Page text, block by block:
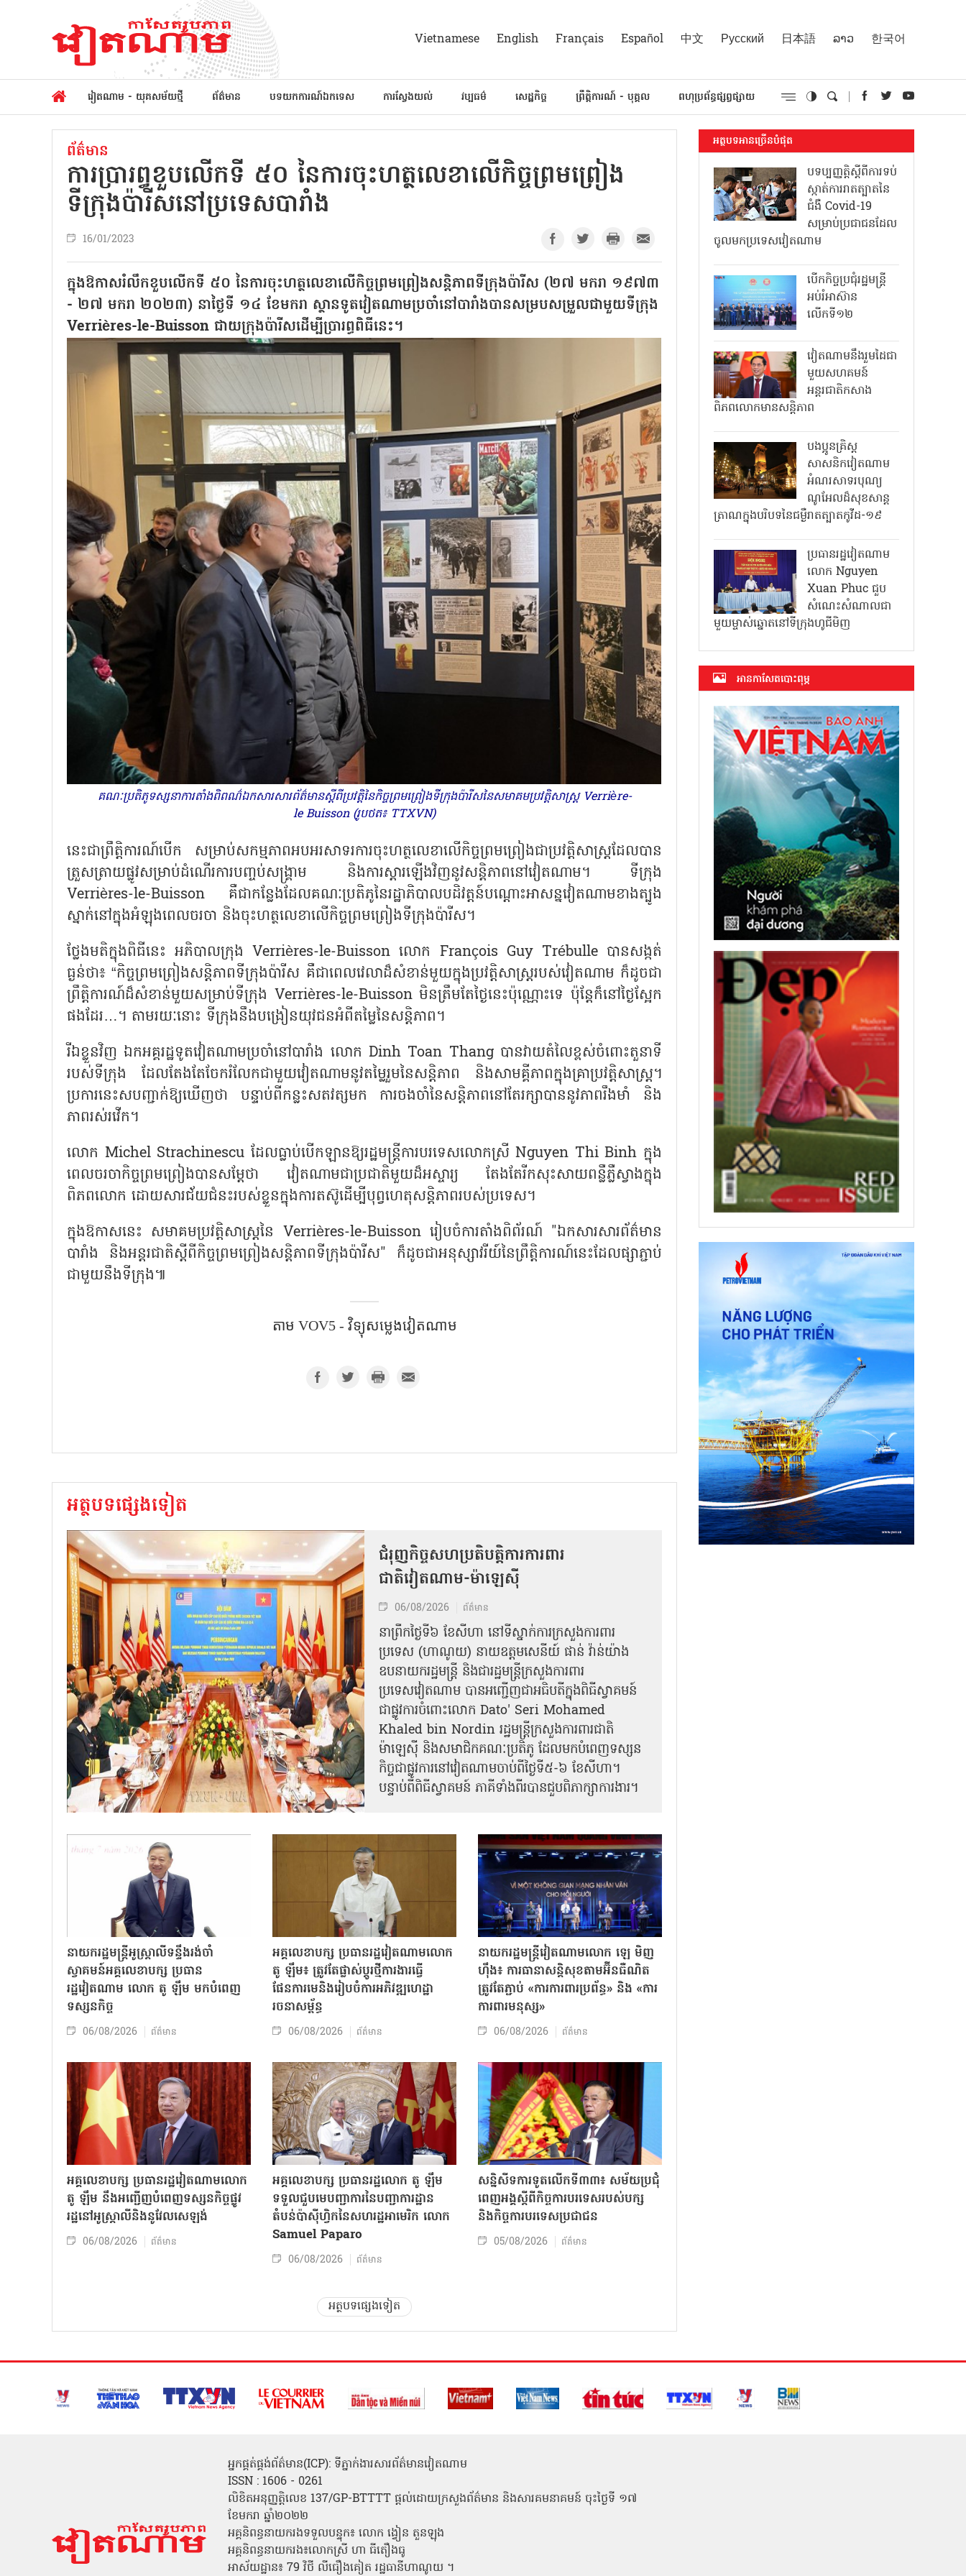
Vietnamese English Français Español 中文 Русский 日本語 ລາວ 한국어
វៀតណាម - យុគសម័យថ្មី ព័ត៌មាន បទយកការណ៍ឯកទេស ការស្វែងយល់ វប្បធម៌ សេដ្ឋកិច្ច ព្រឹត្តិការណ៍ - បុគ្គល ពហុប្រព័ន្ធផ្សព្វផ្សាយ
ព័ត៌មាន
ការប្រារព្ធខួបលើកទី ៥០ នៃការចុះហត្ថលេខាលើកិច្ចព្រមព្រៀង
ទីក្រុងប៉ារីសនៅប្រទេសបារាំង
16/01/2023
ក្នុងឱកាសរំលឹកខួបលើកទី ៥០ នៃការចុះហត្ថលេខាលើកិច្ចព្រមព្រៀងសន្តិភាពទីក្រុងប៉ារីស (២៧ មករា ១៩៧៣
- ២៧ មករា ២០២៣) នាថ្ងៃទី ១៤ ខែមករា ស្ថានទូតវៀតណាមប្រចាំនៅបារាំងបានសម្របសម្រួលជាមួយទីក្រុង
Verrières-le-Buisson ជាយក្រុងប៉ារីសដើម្បីប្រារព្ធពិធីនេះ។
គណៈប្រតិភូទស្សនាការតាំងពិពណ៌ឯកសារសារព័ត៌មានស្តីពីប្រវត្តិនៃកិច្ចព្រមព្រៀងទីក្រុងប៉ារីសនៃសមាគមប្រវត្តិសាស្ត្រ Verrière-
le Buisson (រូបថត៖ TTXVN)
នេះជាព្រឹត្តិការណ៍បើក សម្រាប់សកម្មភាពអបអរសាទរការចុះហត្ថលេខាលើកិច្ចព្រមព្រៀងជាប្រវត្តិសាស្ត្រដែលបាន
ត្រួសត្រាយផ្លូវសម្រាប់ដំណើរការបញ្ចប់សង្គ្រាម និងការស្ដារឡើងវិញនូវសន្តិភាពនៅវៀតណាម។ ទីក្រុង
Verrières-le-Buisson គឺជាកន្លែងដែលគណៈប្រតិភូនៃរដ្ឋាភិបាលបដិវត្តន៍បណ្តោះអាសន្នវៀតណាមខាងត្បូង
ស្នាក់នៅក្នុងអំឡុងពេលចរចា និងចុះហត្ថលេខាលើកិច្ចព្រមព្រៀងទីក្រុងប៉ារីស។
ថ្លែងមតិក្នុងពិធីនេះ អភិបាលក្រុង Verrières-le-Buisson លោក François Guy Trébulle បានសង្កត់
ធ្ងន់ថា៖ “កិច្ចព្រមព្រៀងសន្តិភាពទីក្រុងប៉ារីស គឺជាពេលវេលាដ៏សំខាន់មួយក្នុងប្រវត្តិសាស្ត្ររបស់វៀតណាម ក៏ដូចជា
ព្រឹត្តិការណ៍ដ៏សំខាន់មួយសម្រាប់ទីក្រុង Verrières-le-Buisson មិនត្រឹមតែថ្ងៃនេះប៉ុណ្ណោះទេ ប៉ុន្តែក៏នៅថ្ងៃស្អែក
ផងដែរ…។ តាមរយៈនោះ ទីក្រុងនឹងបង្រៀនយុវជនអំពីតម្លៃនៃសន្តិភាព។
រីឯខ្លួនវិញ ឯកអគ្គរដ្ឋទូតវៀតណាមប្រចាំនៅបារាំង លោក Dinh Toan Thang បានវាយតំលៃខ្ពស់ចំពោះតួនាទី
របស់ទីក្រុង ដែលតែងតែចែករំលែកជាមួយវៀតណាមនូវតម្លៃរួមនៃសន្តិភាព និងសាមគ្គីភាពក្នុងគ្រាប្រវត្តិសាស្ត្រ។
ប្រការនេះសបញ្ជាក់ឱ្យឃើញថា បន្ទាប់ពីកន្លះសតវត្សមក ការចងចាំនៃសន្តិភាពនៅតែរក្សាបាននូវភាពរឹងមាំ និង
ភាពរស់រវើក។
លោក Michel Strachinescu ដែលធ្លាប់បើកឡានឱ្យរដ្ឋមន្ត្រីការបរទេសលោកស្រី Nguyen Thi Binh ក្នុង
ពេលចរចាកិច្ចព្រមព្រៀងបានសម្តែថា វៀតណាមជាប្រជាតិមួយដ៏អស្ចារ្យ តែងតែរីកសុះសាយពន្លឺភ្លឺស្វាងក្នុង
ពិភពលោក ដោយសារជ័យជំនះរបស់ខ្លួនក្នុងការតស៊ូដើម្បីបុព្វហេតុសន្តិភាពរបស់ប្រទេស។
ក្នុងឱកាសនេះ សមាគមប្រវត្តិសាស្រ្តនៃ Verrières-le-Buisson រៀបចំការតាំងពិព័រណ៍ "ឯកសារសារព័ត៌មាន
បារាំង និងអន្តរជាតិស្តីពីកិច្ចព្រមព្រៀងសន្តិភាពទីក្រុងប៉ារីស" ក៏ដូចជាអនុស្សាវរីយ៍នៃព្រឹត្តិការណ៍នេះដែលផ្សាភ្ជាប់
ជាមួយនឹងទីក្រុង៕
តាម​ VOV5 - វិទ្យុសម្លេងវៀតណាម
អត្ថបទផ្សេងទៀត
ជំរុញកិច្ចសហប្រតិបត្តិការការពារ
ជាតិវៀតណាម-ម៉ាឡេស៊ី
06/08/2026 ព័ត៌មាន
នា​ព្រឹកថ្ងៃទី៦ ខែសីហា នៅទីស្នាក់ការក្រសួងការពារ
ប្រទេស (ហាណូយ) នាយឧត្តមសេនីយ៍ ផាន់ វ៉ាន់យ៉ាង
ឧបនាយករដ្ឋមន្ត្រី និងជារដ្ឋមន្ត្រីក្រសួងការពារ
ប្រទេសវៀតណាម បានអញ្ជើញជាអធិបតីក្នុងពិធីស្វាគមន៍
ជាផ្លូវការ​ចំពោះលោក Dato' Seri Mohamed
Khaled bin Nordin រដ្ឋមន្ត្រីក្រសួងការពារជាតិ
ម៉ាឡេស៊ី និងសមាជិកគណៈប្រតិភូ ដែលមកបំពេញទស្សន
កិច្ចជាផ្លូវការនៅវៀតណាមចាប់ពីថ្ងៃទី៥-៦ ខែសីហា។
បន្ទាប់ពីពិធីស្វាគមន៍ ភាគីទាំងពីរបានជួបពិភាក្សាការងារ​។
នាយករដ្ឋមន្ត្រីអូស្ត្រាលីទន្ទឹងរង់ចាំ
ស្វាគមន៍អគ្គលេខាបក្ស ប្រធាន
រដ្ឋវៀតណាម លោក តូ ឡឹម មកបំពេញ
ទស្សនកិច្ច
06/08/2026 ព័ត៌មាន
អគ្គលេខាបក្ស ប្រធានរដ្ឋវៀតណាមលោក
តូ ឡឹម៖ ត្រូវតែផ្លាស់ប្ដូរថ្មីការងារធ្វើ
ផែនការមេនិងរៀបចំការអភិវឌ្ឍហេដ្ឋា
រចនាសម្ព័ន្ធ
06/08/2026 ព័ត៌មាន
នាយករដ្ឋមន្ត្រីវៀតណាមលោក ឡេ មិញ
ហ៊ឹង៖ ការធានាសន្តិសុខតាមអ៊ីនធឺណិត
ត្រូវតែភ្ជាប់ «ការការពារប្រព័ន្ធ» និង «ការ
ការពារមនុស្ស»
06/08/2026 ព័ត៌មាន
អគ្គលេខាបក្ស ប្រធានរដ្ឋវៀតណាមលោក
តូ ឡឹម នឹងអញ្ជើញបំពេញទស្សនកិច្ចផ្លូវ
រដ្ឋនៅអូស្ត្រាលីនិងនូវែលសេឡង់
06/08/2026 ព័ត៌មាន
អគ្គលេខាបក្ស ប្រធានរដ្ឋលោក តូ ឡឹម
ទទួលជួបមេបញ្ជាការនៃបញ្ជាការដ្ឋាន
តំបន់ប៉ាស៊ីហ្វិកនៃសហរដ្ឋអាមេរិក លោក
Samuel Paparo
06/08/2026 ព័ត៌មាន
សន្និសីទការទូតលើកទី៣៣៖ សម័យប្រជុំ
ពេញអង្គស្តីពីកិច្ច​ការបរទេសរបស់​បក្ស
និងកិច្ច​ការបរទេសប្រជាជន
05/08/2026 ព័ត៌មាន
អត្ថបទផ្សេងទៀត
អត្ថបទអានច្រើនបំផុត
បទប្បញ្ញត្តិស្តីពីការទប់
ស្កាត់ការរាតត្បាតនៃ
ជំងឺ Covid-19
សម្រាប់ប្រជាជនដែល
ចូលមកប្រទេសវៀតណាម
បើកកិច្ចប្រជុំរដ្ឋមន្ត្រី
អប់រំអាស៊ាន
លើកទី១២
វៀតណាមនឹងរួមដៃជា
មួយសហគមន៍
អន្តរជាតិកសាង
ពិភពលោកមានសន្តិភាព
បងប្អូនគ្រិស្ត
សាសនិកវៀតណាម
អំណរសាទរបុណ្យ
ណូអែលដ៏សុខសាន្ត
ត្រាណក្នុងបរិបទនៃជម្ងឺរាតត្បាតកូវីដ-១៩
ប្រធានរដ្ឋវៀតណាម
លោក Nguyen
Xuan Phuc ជួប
សំណេះសំណាលជា
មួយម្ចាស់ឆ្នោតនៅទីក្រុងហូជីមិញ
អាន​កាសែត​បោះពុម្ភ
អ្នកផ្គត់ផ្គង់ព័ត៌មាន(ICP): ទីភ្នាក់ងារសារព័ត៌មានវៀតណាម
ISSN : 1606 - 0261
លិខិតអនុញ្ញត្តិលេខ 137/GP-BTTTT ផ្តល់ដោយក្រសួងព័ត៌មាន និងសារគមនាគមន៍ ចុះថ្ងៃទី ១៧
ខែមករា ឆ្នាំ២០២២
អគ្គនិពន្ធនាយករងទទួលបន្ទុក៖ លោក ង្វៀន តួនឡុង
អគ្គនិពន្ធនាយករង៖លោកស្រី ហា ធីតឿងធូ
អាស័យដ្ឋាន៖ 79 វិថី លីធឿងគៀត រដ្ឋធានីហាណូយ ។